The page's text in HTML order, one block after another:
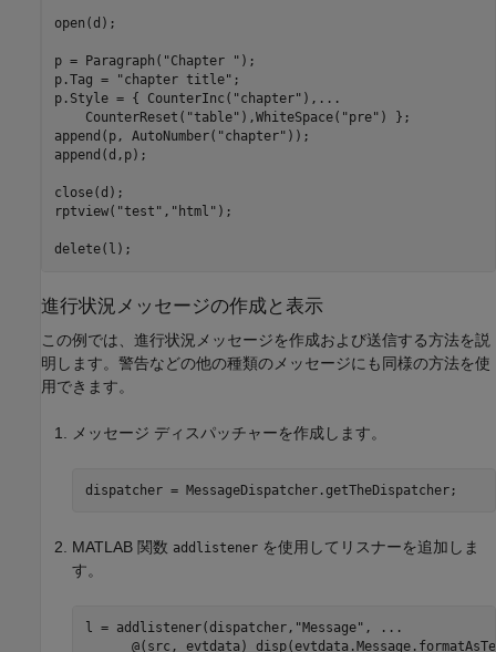
open(d);
p = Paragraph( "Chapter " );
p.Tag =
"chapter title" ;
p.Style = { CounterInc( "chapter" ), ...
    CounterReset(
"table" ),WhiteSpace( "pre" ) };
append(p, AutoNumber( "chapter" ));
append(d,p);
close(d);
rptview( "test" , "html" );
delete(l);
進行状況メッセージの作成と表示
この例では、進行状況メッセージを作成および送信する方法を説
明します。警告などの他の種類のメッセージにも同様の方法を使
用できます。
メッセージ ディスパッチャーを作成します。
MATLAB 関数 addlistener を使用してリスナーを追加しま
す。
l = addlistener(dispatcher, "Message" , ...